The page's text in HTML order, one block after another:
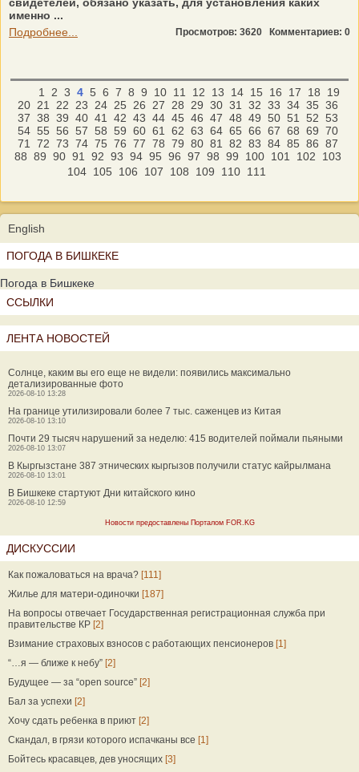
именно ...
Подробнее...
Просмотров: 3620 Комментариев: 0
1 2 3 4 5 6 7 8 9 10 11 12 13 14 15 16 17 18
19
20 21 22 23 24 25 26 27 28 29 30 31 32 33 34 35 36
37 38 39 40 41 42 43 44 45 46 47 48 49 50 51 52 53
54 55 56 57 58 59 60 61 62 63 64 65 66 67 68 69 70
71
72 73 74 75 76 77 78 79 80 81 82 83 84 85 86 87
88 89 90 91 92 93 94 95 96 97 98 99 100 101 102
103
104 105 106 107 108 109 110 111
English
ПОГОДА В БИШКЕКЕ
Погода в Бишкеке
ССЫЛКИ
ЛЕНТА НОВОСТЕЙ
Солнце, каким вы его еще не видели: появились максимально
детализированные фото
2026-08-10 13:28
На границе утилизировали более 7 тыс. саженцев из Китая
2026-08-10 13:10
Почти 29 тысяч нарушений за неделю: 415 водителей поймали пьяными
2026-08-10 13:07
В Кыргызстане 387 этнических кыргызов получили статус кайрылмана
2026-08-10 13:01
В Бишкеке стартуют Дни китайского кино
2026-08-10 12:59
Новости предоставлены Порталом FOR.KG
ДИСКУССИИ
Как пожаловаться на врача? [111]
Жилье для матери-одиночки [187]
На вопросы отвечает Государственная регистрационная служба при
правительстве КР [2]
Взимание страховых взносов с работающих пенсионеров [1]
“…я — ближе к небу” [2]
Будущее — за “open source” [2]
Бал за успехи [2]
Хочу сдать ребенка в приют [2]
Скандал, в грязи которого испачканы все [1]
Бойтесь красавцев, дев уносящих [3]